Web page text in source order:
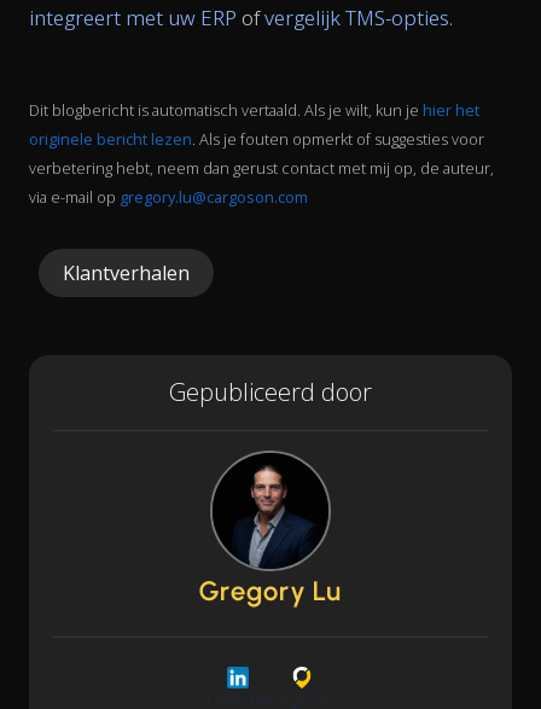
integreert met uw ERP ofvergelijk TMS-opties.
Dit blogbericht is automatisch vertaald. Als je wilt, kun je hier het
originele bericht lezen. Als je fouten opmerkt of suggesties voor
verbetering hebt, neem dan gerust contact met mij op, de auteur,
via e-mail op gregory.lu@cargoson.com
Klantverhalen
Gepubliceerd door
Gregory Lu